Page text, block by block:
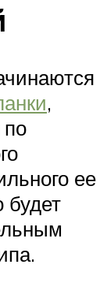
,
по
ее
будет